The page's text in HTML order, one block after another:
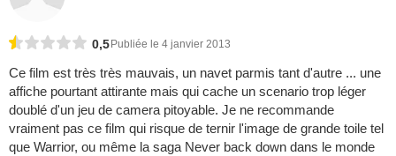
0,5Publiée le 4 janvier 2013
Ce film est très très mauvais, un navet parmis tant d'autre ... une
affiche pourtant attirante mais qui cache un scenario trop léger
doublé d'un jeu de camera pitoyable. Je ne recommande
vraiment pas ce film qui risque de ternir l'image de grande toile tel
que Warrior, ou même la saga Never back down dans le monde